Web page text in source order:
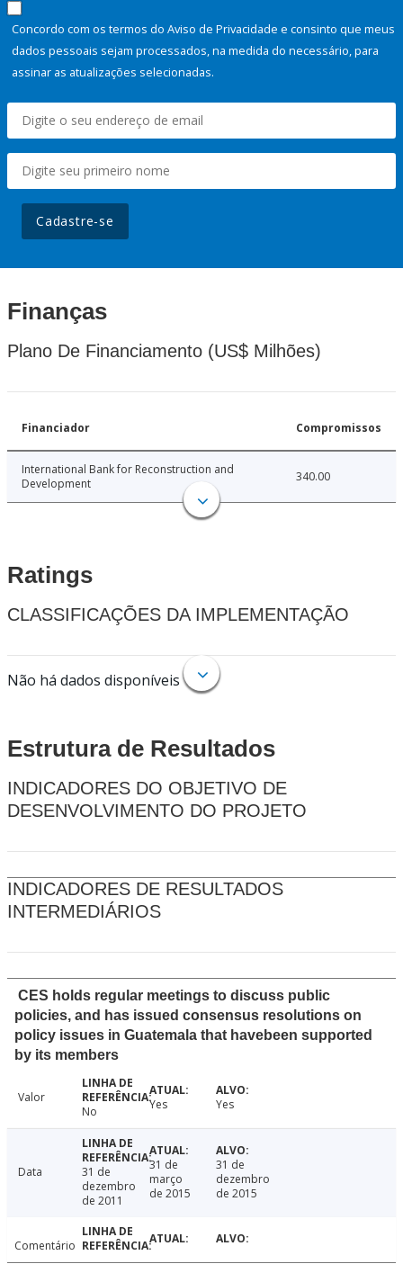
Concordo com os termos do Aviso de Privacidade e consinto que meus
dados pessoais sejam processados, na medida do necessário, para
assinar as atualizações selecionadas.
Cadastre-se
Finanças
Plano De Financiamento (US$ Milhões)
Financiador Compromissos
International Bank for Reconstruction and
Development
340.00
Ratings
CLASSIFICAÇÕES DA IMPLEMENTAÇÃO
Não há dados disponíveis
Estrutura de Resultados
INDICADORES DO OBJETIVO DE
DESENVOLVIMENTO DO PROJETO
INDICADORES DE RESULTADOS
INTERMEDIÁRIOS
CES holds regular meetings to discuss public
policies, and has issued consensus resolutions on
policy issues in Guatemala that havebeen supported
by its members
Valor
No
Yes Yes
Data
31 de
dezembro
de 2011
31 de
março
de 2015
31 de
dezembro
de 2015
Comentário